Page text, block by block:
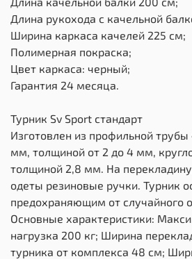
Длина рукохода с качельной
Ширина каркаса качелей 225 см;
Полимерная покраска;
Цвет каркаса: черный;
Гарантия 24 месяца.
Турник Sv Sport стандарт
Изготовлен из профильной
мм, толщиной от 2 до 4 мм,
толщиной 2,8 мм. На
одеты резиновые ручки. Турник
предохраняющим от случайного
Основные характеристики:
нагрузка 200 кг; Ширина
турника от комплекса 48 см;